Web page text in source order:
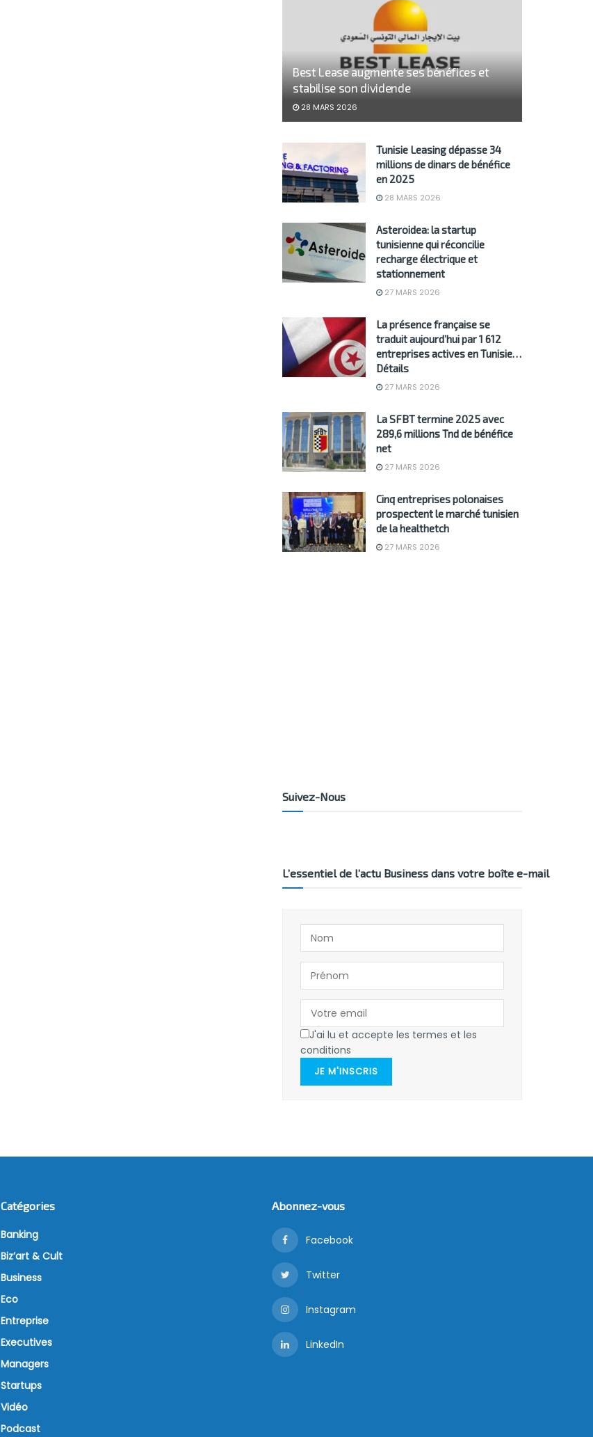
Best Lease augmente ses bénéfices et
stabilise son dividende
28 MARS 2026
Tunisie Leasing dépasse 34
millions de dinars de bénéfice
en 2025
28 MARS 2026
Asteroidea: la startup
tunisienne qui réconcilie
recharge électrique et
stationnement
27 MARS 2026
La présence française se
traduit aujourd’hui par 1 612
entreprises actives en Tunisie…
Détails
27 MARS 2026
La SFBT termine 2025 avec
289,6 millions Tnd de bénéfice
net
27 MARS 2026
Cinq entreprises polonaises
prospectent le marché tunisien
de la healthetch
27 MARS 2026
Suivez-Nous
L’essentiel de l’actu Business dans votre boîte e-mail
J'ai lu et accepte les termes et les
conditions
JE M'INSCRIS
Catégories
Banking
Biz’art & Cult
Business
Eco
Entreprise
Executives
Managers
Startups
Vidéo
Podcast
Abonnez-vous
Facebook
Twitter
Instagram
LinkedIn